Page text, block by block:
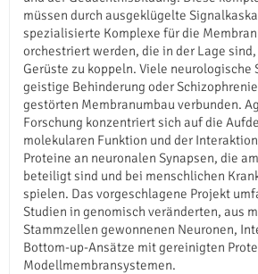
müssen durch ausgeklügelte
spezialisierte Komplexe für die
orchestriert werden, die in der Lage
Gerüste zu koppeln. Viele neurologische
geistige Behinderung oder
gestörten Membranumbau verbunden.
Forschung konzentriert sich auf die
molekularen Funktion und der
Proteine an neuronalen Synapsen, die
beteiligt sind und bei menschlichen
spielen. Das vorgeschlagene Projekt
Studien in genomisch veränderten, aus
Stammzellen gewonnenen Neuronen,
Bottom-up-Ansätze mit gereinigten
Modellmembransystemen.